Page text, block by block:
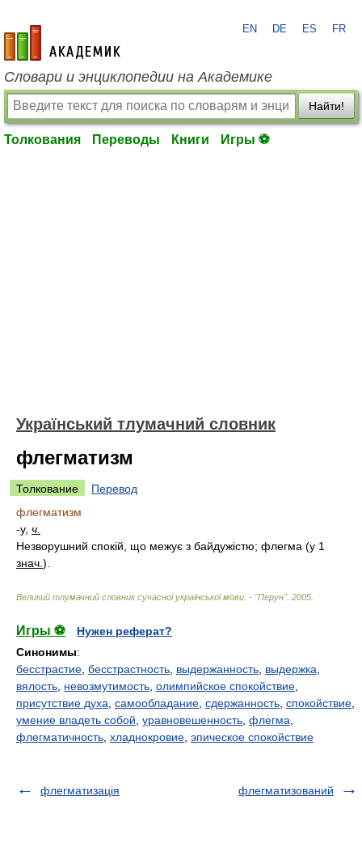
academic.ru
EN DE ES FR
Словари и энциклопедии на Академике
Найти!
Толкования Переводы Книги Игры ⚽
Український тлумачний словник
флегматизм
Толкование
Перевод
флегматизм
-у, ч.
Незворушний спокій, що межує з байдужістю; флегма (у 1
знач. )
Великий тлумачний словник сучасної української мови. - "Перун". 2005
Игры ⚽
Нужен реферат?
Синонимы:
бесстрастие бесстрастность выдержанность выдержка
вялость невозмутимость олимпийское спокойствие
присутствие духа самообладание сдержанность спокойствие
умение владеть собой уравновешенность флегма
флегматичность хладнокровие эпическое спокойствие
флегматизація флегматизований